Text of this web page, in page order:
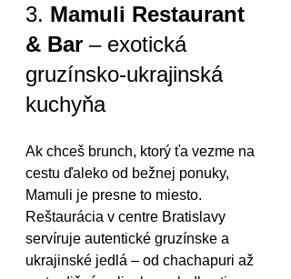
3. Mamuli Restaurant
& Bar – exotická
gruzínsko-ukrajinská
kuchyňa
Ak chceš brunch, ktorý ťa vezme na
cestu ďaleko od bežnej ponuky,
Mamuli je presne to miesto.
Reštaurácia v centre Bratislavy
servíruje autentické gruzínske a
ukrajinské jedlá – od chachapuri až